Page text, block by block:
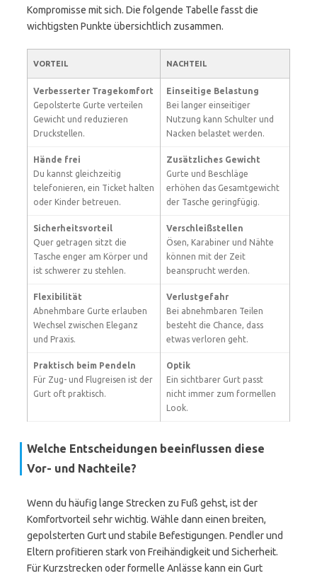
Kompromisse mit sich. Die folgende Tabelle fasst die
wichtigsten Punkte übersichtlich zusammen.
VORTEIL NACHTEIL
Verbesserter Tragekomfort
Gepolsterte Gurte verteilen
Gewicht und reduzieren
Druckstellen.
Einseitige Belastung
Bei langer einseitiger
Nutzung kann Schulter und
Nacken belastet werden.
Hände frei
Du kannst gleichzeitig
telefonieren, ein Ticket halten
oder Kinder betreuen.
Zusätzliches Gewicht
Gurte und Beschläge
erhöhen das Gesamtgewicht
der Tasche geringfügig.
Sicherheitsvorteil
Quer getragen sitzt die
Tasche enger am Körper und
ist schwerer zu stehlen.
Verschleißstellen
Ösen, Karabiner und Nähte
können mit der Zeit
beansprucht werden.
Flexibilität
Abnehmbare Gurte erlauben
Wechsel zwischen Eleganz
und Praxis.
Verlustgefahr
Bei abnehmbaren Teilen
besteht die Chance, dass
etwas verloren geht.
Praktisch beim Pendeln
Für Zug- und Flugreisen ist der
Gurt oft praktisch.
Optik
Ein sichtbarer Gurt passt
nicht immer zum formellen
Look.
Welche Entscheidungen beeinflussen diese
Vor- und Nachteile?
Wenn du häufig lange Strecken zu Fuß gehst, ist der
Komfortvorteil sehr wichtig. Wähle dann einen breiten,
gepolsterten Gurt und stabile Befestigungen. Pendler und
Eltern profitieren stark von Freihändigkeit und Sicherheit.
Für Kurzstrecken oder formelle Anlässe kann ein Gurt